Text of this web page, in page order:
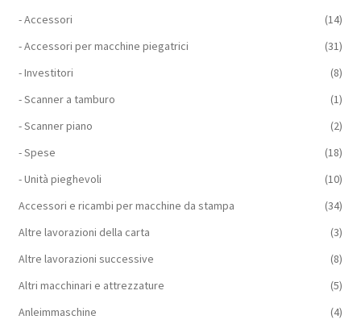
- Accessori
(14)
- Accessori per macchine piegatrici
(31)
- Investitori
(8)
- Scanner a tamburo
(1)
- Scanner piano
(2)
- Spese
(18)
- Unità pieghevoli
(10)
Accessori e ricambi per macchine da stampa
(34)
Altre lavorazioni della carta
(3)
Altre lavorazioni successive
(8)
Altri macchinari e attrezzature
(5)
Anleimmaschine
(4)